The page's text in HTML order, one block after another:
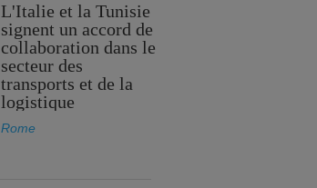
L'Italie et la Tunisie
signent un accord de
collaboration dans le
secteur des
transports et de la
logistique
Rome